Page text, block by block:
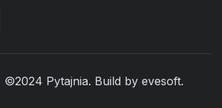
©2024 Pytajnia. Build by evesoft.